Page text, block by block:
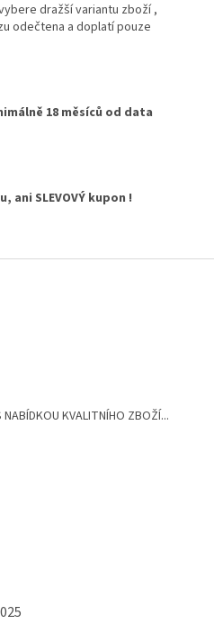
dražší variantu zboží ,
odečtena a doplatí pouze
18 měsíců od data
ani SLEVOVÝ kupon !
KVALITNÍHO ZBOŽÍ...